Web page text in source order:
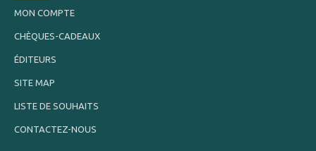
MON COMPTE
CHÈQUES-CADEAUX
ÉDITEURS
SITE MAP
LISTE DE SOUHAITS
CONTACTEZ-NOUS